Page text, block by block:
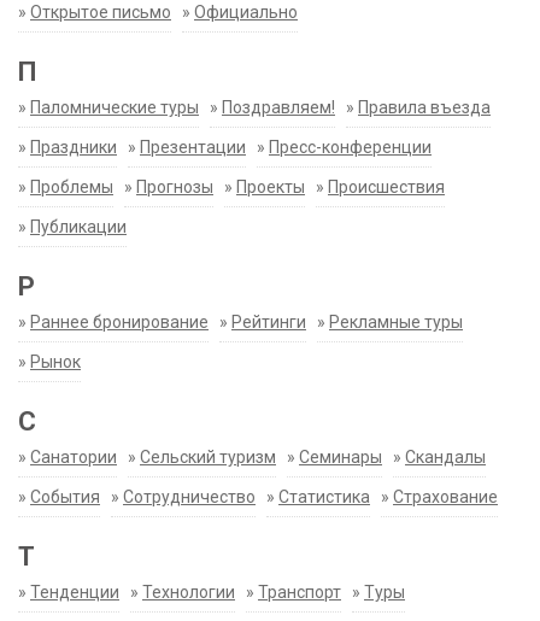
» Открытое письмо » Официально
П
» Паломнические туры » Поздравляем! » Правила въезда
» Праздники » Презентации » Пресс-конференции
» Проблемы » Прогнозы » Проекты » Происшествия
» Публикации
Р
» Раннее бронирование » Рейтинги » Рекламные туры
» Рынок
С
» Санатории » Сельский туризм » Семинары » Скандалы
» События » Сотрудничество » Статистика » Страхование
Т
» Тенденции » Технологии » Транспорт » Туры